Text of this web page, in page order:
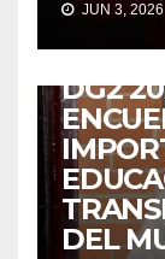
JUN 3, 2026
“LA
DG2
DEL